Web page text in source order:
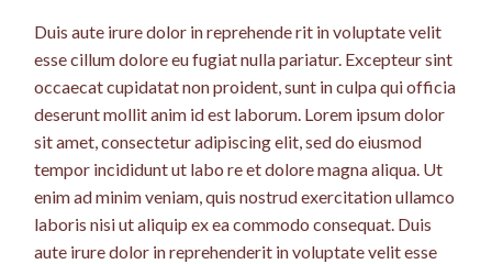
Duis aute irure dolor in reprehende rit in voluptate velit
esse cillum dolore eu fugiat nulla pariatur. Excepteur sint
occaecat cupidatat non proident, sunt in culpa qui officia
deserunt mollit anim id est laborum. Lorem ipsum dolor
sit amet, consectetur adipiscing elit, sed do eiusmod
tempor incididunt ut labo re et dolore magna aliqua. Ut
enim ad minim veniam, quis nostrud exercitation ullamco
laboris nisi ut aliquip ex ea commodo consequat. Duis
aute irure dolor in reprehenderit in voluptate velit esse